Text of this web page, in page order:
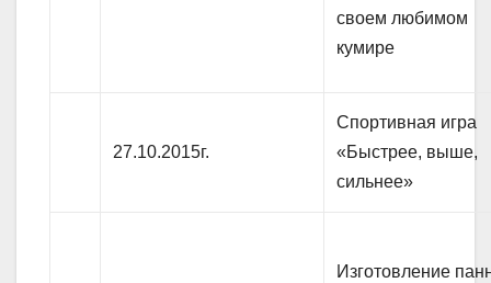
своем любимом
кумире
27.10.2015г.
Спортивная игра
«Быстрее, выше,
сильнее»
Изготовление